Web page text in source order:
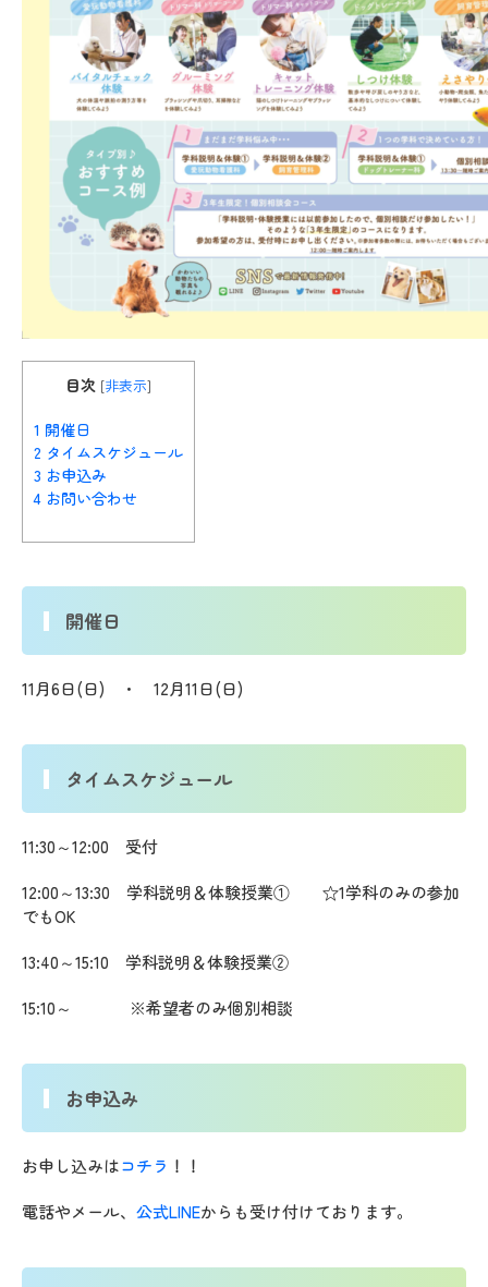
目次 [非表示]
1 開催日
2 タイムスケジュール
3 お申込み
4 お問い合わせ
開催日
11月6日(日) ・ 12月11日(日)
タイムスケジュール
11:30～12:00 受付
12:00～13:30 学科説明＆体験授業① ☆1学科のみの参加
でもOK
13:40～15:10 学科説明＆体験授業②
15:10～ ※希望者のみ個別相談
お申込み
お申し込みはコチラ ！！
電話やメール、 公式LINEからも受け付けております。